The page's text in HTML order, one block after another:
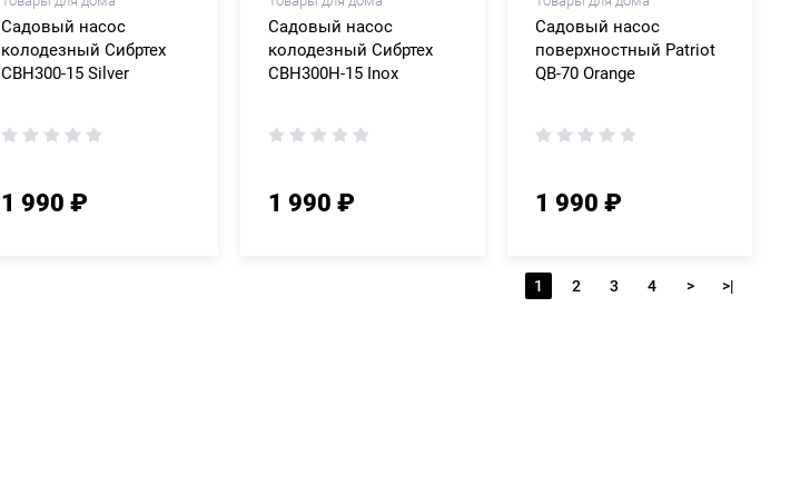
Садовый насос
колодезный Сибртех
СВН300-15 Silver
1 990 ₽
Садовый насос
колодезный Сибртех
СВН300Н-15 Inox
1 990 ₽
Садовый насос
поверхностный Patriot
QB-70 Orange
1 990 ₽
1 2 3 4 > >|